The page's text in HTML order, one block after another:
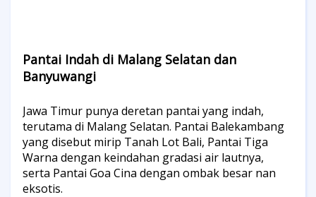
Pantai Indah di Malang Selatan dan
Banyuwangi
Jawa Timur punya deretan pantai yang indah,
terutama di Malang Selatan. Pantai Balekambang
yang disebut mirip Tanah Lot Bali, Pantai Tiga
Warna dengan keindahan gradasi air lautnya,
serta Pantai Goa Cina dengan ombak besar nan
eksotis.